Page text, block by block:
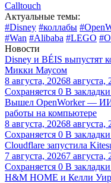
Calltouch
Актуальные темы:
#Disney #коллабы
#Wan #Alibaba #LEGO
Новости
Disney и BÉIS выпустят
Микки Маусом
8 августа, 20268 августа,
Сохраняется 0 В закладки
Вышел OpenWorker —
работы на компьютере
8 августа, 20268 августа,
Сохраняется 0 В закладки
Cloudflare запустила
7 августа, 20267 августа,
Сохраняется 0 В закладки
H&M HOME и Келли